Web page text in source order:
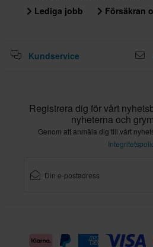
Lediga jobb
Försäkran
Kundservice
Registrera dig för vårt
nyheterna och
Genom att anmäla dig till vårt